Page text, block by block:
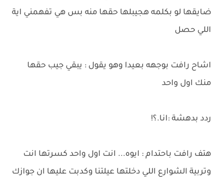
ضايقها لو بكلمه هجيبلها حقها منه بس هي تفهمني اية
اللي حصل
اشاح رافت بوجهه بعيدا وهو يقول : يبقي جيب حقها
منك اول واحد
ردد بدهشة :انا.؟!
هتف رافت باحتدام : ايوه... انت اول واحد كسرتها انت
وتربية الشوارع اللي دخلتها عيلتنا وكدبت عليها ان جوازك